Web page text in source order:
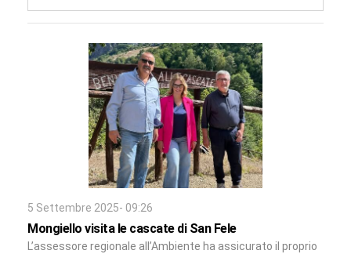
5 Settembre 2025- 09:26
Mongiello visita le cascate di San Fele
L’assessore regionale all’Ambiente ha assicurato il proprio